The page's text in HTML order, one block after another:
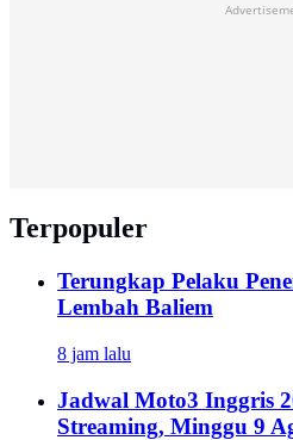
Terpopuler
Terungkap Pelaku
Lembah Baliem
8 jam lalu
Jadwal Moto3 Inggris
Streaming, Minggu 9